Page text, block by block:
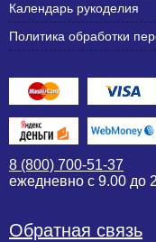
Календарь рукоделия
Политика обработки
8 (800) 700-51-37
ежедневно с 9.00 до
Обратная связь